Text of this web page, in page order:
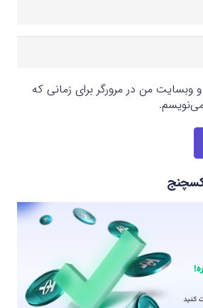
و وبسایت من در مرورگر برای زمانی که